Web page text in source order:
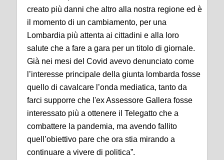
creato più danni che altro alla nostra regione ed è
il momento di un cambiamento, per una
Lombardia più attenta ai cittadini e alla loro
salute che a fare a gara per un titolo di giornale.
Già nei mesi del Covid avevo denunciato come
l’interesse principale della giunta lombarda fosse
quello di cavalcare l’onda mediatica, tanto da
farci supporre che l'ex Assessore Gallera fosse
interessato più a ottenere il Telegatto che a
combattere la pandemia, ma avendo fallito
quell’obiettivo pare che ora stia mirando a
continuare a vivere di politica”.